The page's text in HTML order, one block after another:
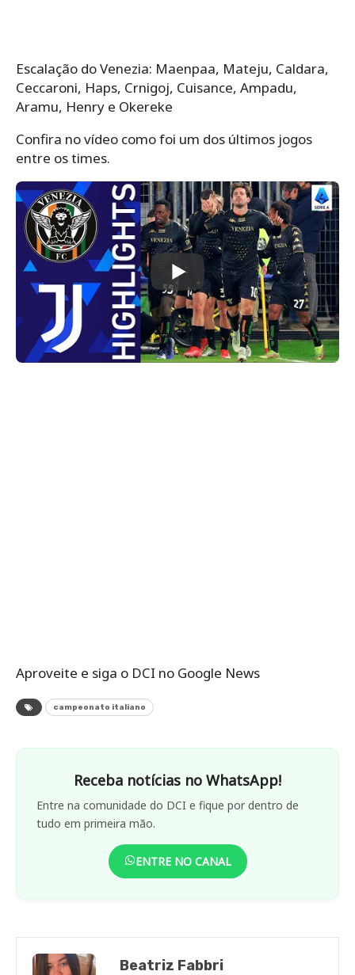
Escalação do Venezia: Maenpaa, Mateju, Caldara,
Ceccaroni, Haps, Crnigoj, Cuisance, Ampadu,
Aramu, Henry e Okereke
Confira no vídeo como foi um dos últimos jogos
entre os times.
Aproveite e siga o DCI no Google News
campeonato italiano
Receba notícias no WhatsApp!
Entre na comunidade do DCI e fique por dentro de
tudo em primeira mão.
ENTRE NO CANAL
Beatriz Fabbri